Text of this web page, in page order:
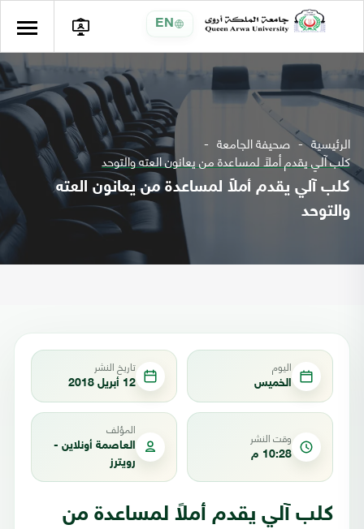
EN
الرئيسية صحيفة الجامعة
كلب آلي يقدم أملاً لمساعدة من يعانون العته والتوحد
كلب آلي يقدم أملاً لمساعدة من يعانون العته
والتوحد
اليوم
الخميس
تاريخ النشر
12 أبريل 2018
وقت النشر
10:28 م
المؤلف
العاصمة أونلاين -
رويترز
كلب آلي يقدم أملاً لمساعدة من